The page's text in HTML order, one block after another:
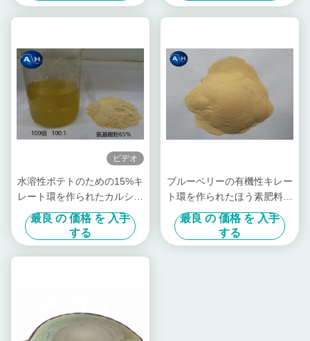
ビデオ
水溶性ポテトのための15%キ
レート環を作られたカルシウ
ムほう素液体肥料
最良 の 価格 を 入手
する
ブルーベリーの有機性キレー
ト環を作られたほう素肥料、
キレート環を作られたカルシ
ウム肥料
最良 の 価格 を 入手
する